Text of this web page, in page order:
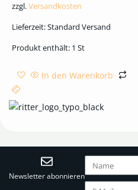
zzgl.Versandkosten
Lieferzeit:Standard Versand
Produkt enthält: 1 St
In den Warenkorb
Newsletter abonnieren